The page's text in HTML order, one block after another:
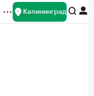
Калининград